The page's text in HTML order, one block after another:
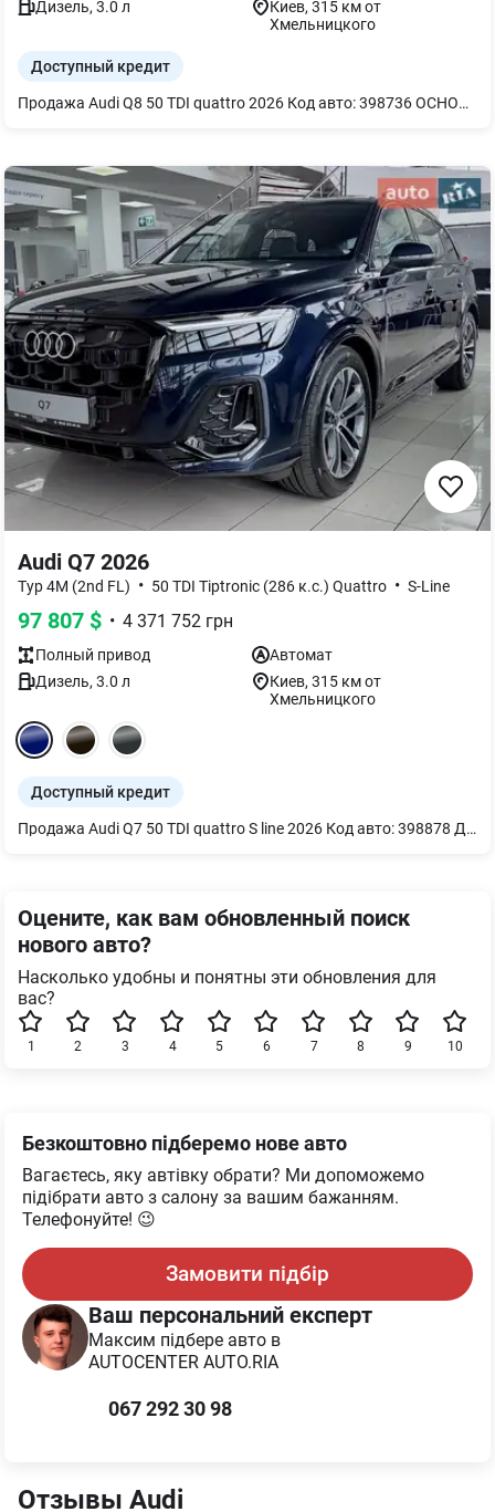
Дизель, 3.0 л Киев, 315 км от
Хмельницкого
Доступный кредит
Продажа Audi Q8 50 TDI quattro 2026 Код авто: 398736 ОСНОВНЫЕ ХАРАКТЕРИСТИКИ ДИНАМИКА И ШАССИ - Адаптивная пневматическая подвеска - Диски 21" 5 сегментных спиц, серый графит, полированные СВЕТ И ЭКСТЕРЬЕР - Матричные светодиодные фары - Пакет оптический черный - Экстерьер пакет S line - Светодиодное освещение зоны посадки САЛОН И КОМФОРТ - 4-зональный климат-контроль - Подогрев передних сидений - Сиденья передние с памятью и электрорегулировкой - Микрофибра Dinamica Frequenz / кожа - Руль кожаный 3 спицы с подогревом - Комфортный ключ с сенсорным открыванием - Фоновая подсветка plus - Подлокотник передний комфортный МУЛЬТИМЕДИА И ТЕХНОЛОГИИ - Audi virtual cockpit plus - Bang & Olufsen 3D Premium Sound System - MMI Navigation plus АССИСТЕНТЫ И БЕЗОПАСНОСТЬ - Пакет-ассистент Парковки (с камерами 360°) - Система предупреждения об изменении полосы движения - Audi pre sense front ГАРАНТИЯ И УСЛОВИЯ - Гарантия на авто: 4 года / 120 000 км
Audi Q7 2026
Typ 4M (2nd FL) • 50 TDI Tiptronic (286 к.с.) Quattro • S-Line
97 807 $ • 4 371 752 грн
Полный привод
Автомат
Дизель, 3.0 л Киев, 315 км от
Хмельницкого
Доступный кредит
Продажа Audi Q7 50 TDI quattro S line 2026 Код авто: 398878 ДИНАМИКА И ШАССИ - Адаптивная пневматическая подвеска - Полноуправляемое шасси - Диски 20" 5 двойных спиц, серый графит, полированные СВЕТ И ЭКСТЕРЬЕР - Матричные светодиодные фары - Пакет оптический черный - Бамперы S line цвета кузова - Релинги крыши черные - Светодиодное освещение зоны посадки - Спойлер S line САЛОН И КОМФОРТ - 4-зонный климат-контроль - Подогрев передних и задних сидений - Передние спортивные сиденья S line с памятью и электрорегулировкой - Сиденье заднее plus - Подлокотник передний комфортный - Руль кожаный 3 спицы с подогревом - Комфортный ключ с сенсорным открыванием - Сервопривод закрытия дверей - Фоновая подсветка plus - Элемент интерьера сверху с контрастной строчкой МУЛЬТИМЕДИА И ТЕХНОЛОГИИ - Audi virtual cockpit plus - Bang & Olufsen Premium 3D Sound System - MMI Navigation plus - Audi phone box light АССИСТЕНТЫ И БЕЗОПАСНОСТЬ - Пакет-ассистент Парковки с камерами 360° - Система предупреждения об изменении полосы движения + pre sense rear - Audi pre sense front ГАРАНТИЯ И УСЛОВИЯ - Гарантия на авто: 4 года / 120 000 км
Оцените, как вам обновленный поиск
нового авто?
Насколько удобны и понятны эти обновления для
вас?
10
9
8
7
6
5
4
3
2
1
Безкоштовно підберемо нове авто
Вагаєтесь, яку автівку обрати? Ми допоможемо
підібрати авто з салону за вашим бажанням.
Телефонуйте! 😉
Замовити підбір
Ваш персональний експерт
Максим підбере авто в
AUTOCENTER AUTO.RIA
067 292 30 98
Отзывы Audi